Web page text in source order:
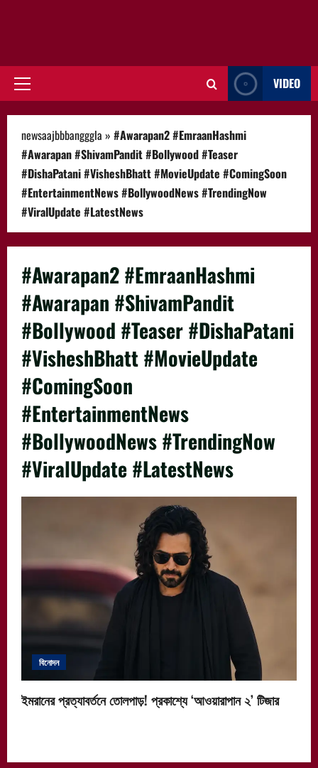
Primary
VIDEO
newsaajbbbangggla » #Awarapan2 #EmraanHashmi
#Awarapan #ShivamPandit #Bollywood #Teaser
#DishaPatani #VisheshBhatt #MovieUpdate #ComingSoon
#EntertainmentNews #BollywoodNews #TrendingNow
#ViralUpdate #LatestNews
#Awarapan2 #EmraanHashmi
#Awarapan #ShivamPandit
#Bollywood #Teaser #DishaPatani
#VisheshBhatt #MovieUpdate
#ComingSoon
#EntertainmentNews
#BollywoodNews #TrendingNow
#ViralUpdate #LatestNews
বিনোদন
ইমরানের প্রত্যাবর্তনে তোলপাড়! প্রকাশ্যে ‘আওয়ারাপান ২’ টিজার